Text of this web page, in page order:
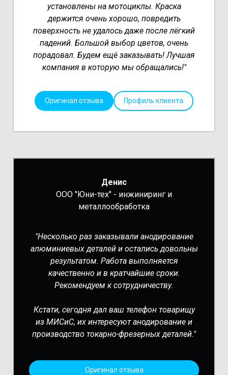
установлены на мотоциклы. Краска
держится очень хорошо, повредить
поверхность не удалось даже после лёгкий
падений. Большой выбор цветов, очень
порадовал. Будем ещё заказывать! Лучшая
компания в которую мы обращались!"
Оригинал отзыва Профиль клиента
Денис
ООО "Юни-тех" - инжиниринг и
металлообработка
"Несколько раз заказывали анодирование
алюминиевых деталей и остались довольны
результатом. Работа выполняется
качественно и в кратчайшие сроки.
Рекомендуем к сотрудничеству.
Кстати, сегодня дал ваш телефон товарищу
из МИСиС, их интересуют анодирование и
производство токарно-фрезерных деталей."
Оригинал отзыва